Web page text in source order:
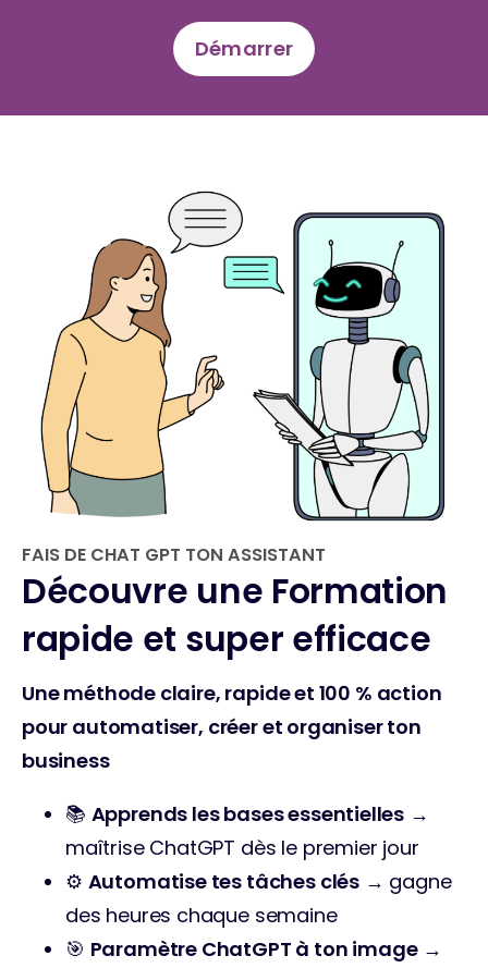
Démarrer
FAIS DE CHAT GPT TON ASSISTANT
Découvre une Formation
rapide et super efficace
Une méthode claire, rapide et 100 % action
pour automatiser, créer et organiser ton
business
📚 Apprends les bases essentielles →
maîtrise ChatGPT dès le premier jour
⚙️ Automatise tes tâches clés → gagne
des heures chaque semaine
🎯 Paramètre ChatGPT à ton image →